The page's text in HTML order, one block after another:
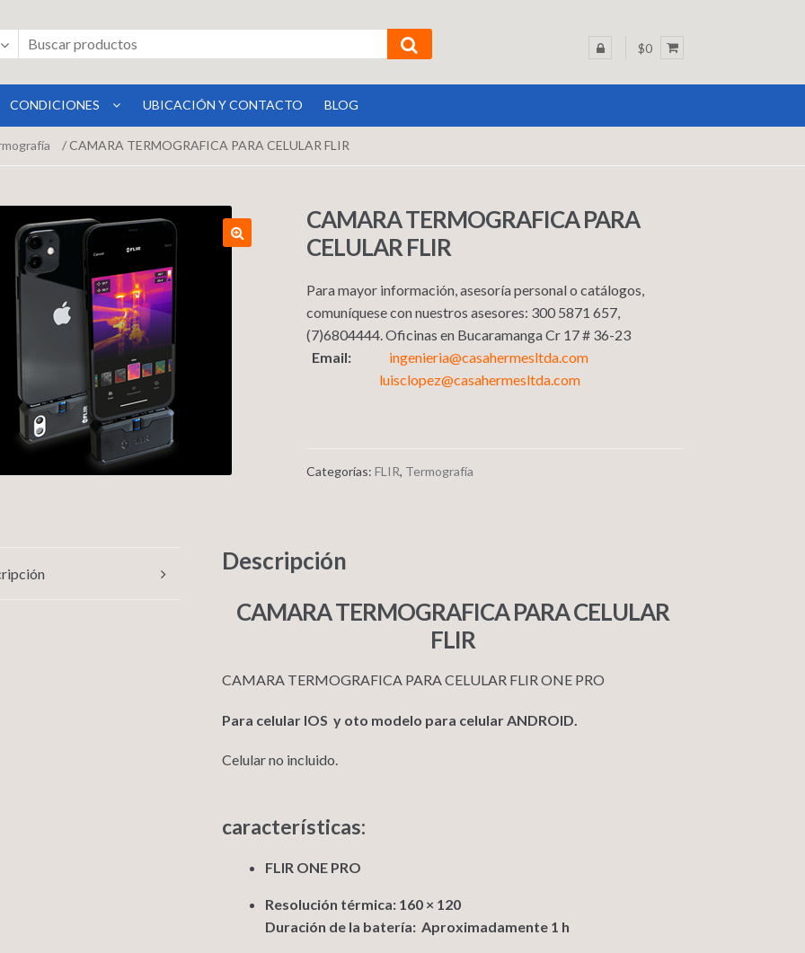
$0
CONDICIONES UBICACIÓN Y CONTACTO BLOG
/ CAMARA TERMOGRAFICA PARA CELULAR FLIR
CAMARA TERMOGRAFICA PARA
CELULAR FLIR
Para mayor información, asesoría personal o catálogos,
comuníquese con nuestros asesores: 300 5871 657,
(7)6804444. Oficinas en Bucaramanga Cr 17 # 36-23
Email: ingenieria@casahermesltda.com
luisclopez@casahermesltda.com
Categorías: FLIR, Termografía
Descripción
CAMARA TERMOGRAFICA PARA CELULAR
FLIR
CAMARA TERMOGRAFICA PARA CELULAR FLIR ONE PRO
Para celular IOS y oto modelo para celular ANDROID.
Celular no incluido.
características:
FLIR ONE PRO
Resolución térmica: 160 × 120
Duración de la batería: Aproximadamente 1 h